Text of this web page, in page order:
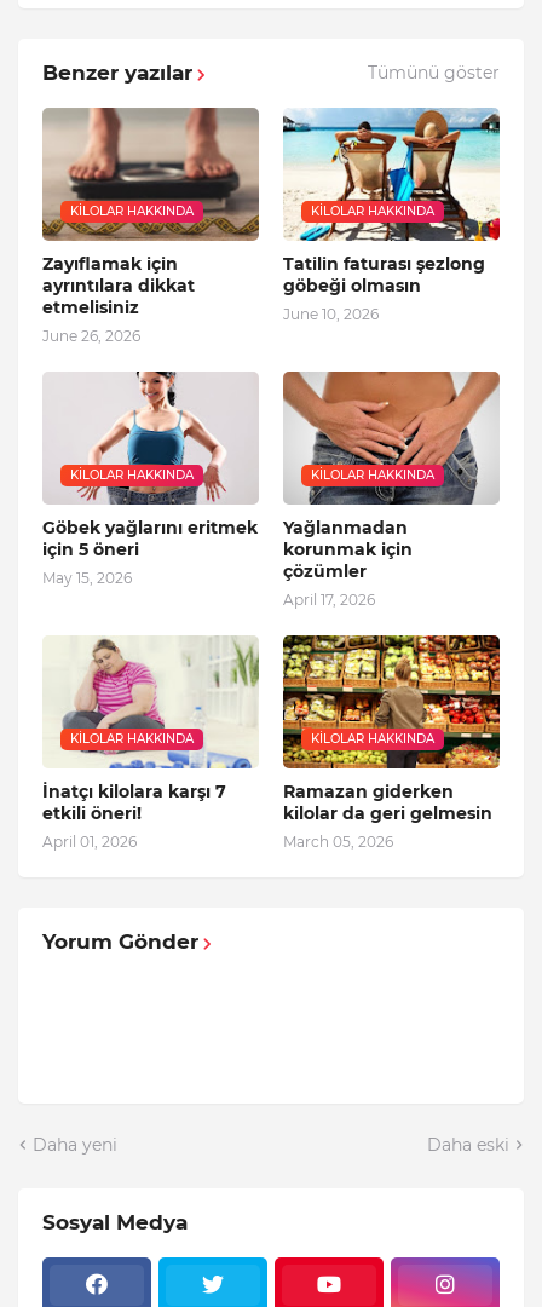
Benzer yazılar Tümünü göster
KILOLAR HAKKINDA
Zayıflamak için
ayrıntılara dikkat
etmelisiniz
June 26, 2026
KILOLAR HAKKINDA
Tatilin faturası şezlong
göbeği olmasın
June 10, 2026
KILOLAR HAKKINDA
Göbek yağlarını eritmek
için 5 öneri
May 15, 2026
KILOLAR HAKKINDA
Yağlanmadan
korunmak için
çözümler
April 17, 2026
KILOLAR HAKKINDA
İnatçı kilolara karşı 7
etkili öneri!
April 01, 2026
KILOLAR HAKKINDA
Ramazan giderken
kilolar da geri gelmesin
March 05, 2026
Yorum Gönder
Daha yeni Daha eski
Sosyal Medya